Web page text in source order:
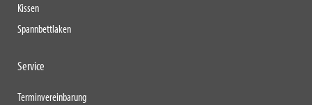
Kissen
Spannbettlaken
Service
Terminvereinbarung